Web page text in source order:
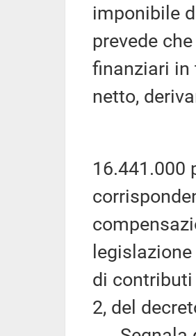
imponibile
prevede
finanziari in
netto,
16.441.000
di
2, del